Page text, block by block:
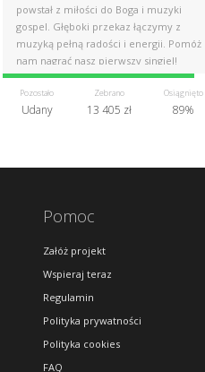
powstał z miłości do Boga i muzyki
gospel. Głęboki przekaz łączymy z
muzyką pełną radości i energii. Pomóż
nam nagrać nasz pierwszy singiel!
Pozostało
Udany
Zebrano
13 405 zł
Osiągnięto
89%
Pomoc
Załóż projekt
Wspieraj teraz
Regulamin
Polityka prywatności
Polityka cookies
FAQ